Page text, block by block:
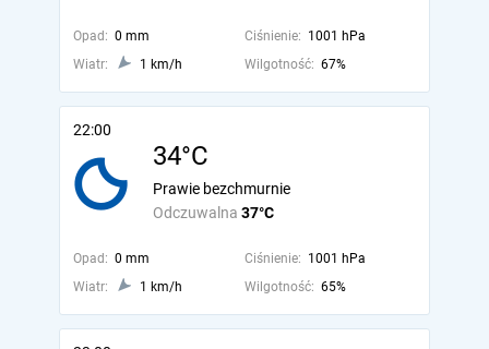
Opad: 0 mm Ciśnienie: 1001 hPa
Wiatr:
1 km/h Wilgotność: 67%
22:00
34°C
Odczuwalna 37°C
Prawie bezchmurnie
Opad: 0 mm Ciśnienie: 1001 hPa
Wiatr:
1 km/h Wilgotność: 65%